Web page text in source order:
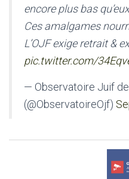
encore plus bas
Ces amalgames
L’OJF exige retrait &
pic.twitter.com/
— Observatoire Juif
(@ObservatoireOjf)